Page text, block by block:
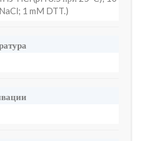
1 mM DTT.)